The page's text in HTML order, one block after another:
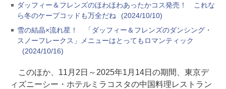
ダッフィー＆フレンズのほわほわあったかコス発売！ これな
ら冬のケープコッドも万全だね
(2024/10/10)
雪の結晶×流れ星！ 「ダッフィー＆フレンズのダンシング・
スノーフレークス」メニューはとってもロマンティック
(2024/10/16)
このほか、11月2日～2025年1月14日の期間、東京デ
ィズニーシー・ホテルミラコスタの中国料理レストラン